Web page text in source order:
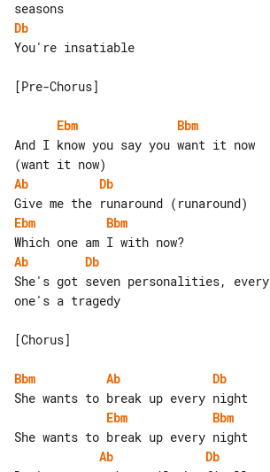
Db
You're insatiable
[Pre-Chorus]
Ebm
Bbm
And I know you say you want it now
Ab
Db
Ebm
Bbm
Ab
Db
She's got seven personalities, every
one's a tragedy
[Chorus]
Bbm Ab
Db
Ebm
Bbm
Ab
Db